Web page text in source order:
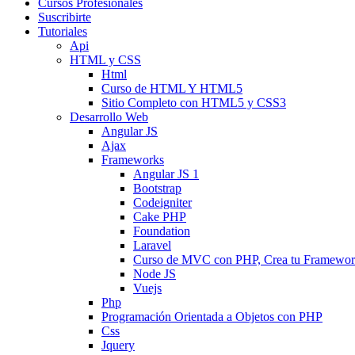
Cursos Profesionales
Suscribirte
Tutoriales
Api
HTML y CSS
Html
Curso de HTML Y HTML5
Sitio Completo con HTML5 y CSS3
Desarrollo Web
Angular JS
Ajax
Frameworks
Angular JS 1
Bootstrap
Codeigniter
Cake PHP
Foundation
Laravel
Curso de MVC con PHP, Crea tu
Node JS
Vuejs
Php
Programación Orientada a Objetos con PHP
Css
Jquery